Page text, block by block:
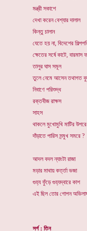
মন্ত্রী সকাশে
দেখা করেন বেশ্যার দালাল
কিন্তু চালান
যেতে হয় না, বিদেশের
ক্ষেতের সর্ষে কাটে, বারমাস
তালুর ঘাস সমূল
তুলে নেমে আসেন তথাগত
নিবাণে পরিশুদ্ধ
রক্তবীজ রাক্ষস
সাহস
থাকলে মুখোমুখি মাটির উপরে
দাঁড়াতে পারিস সন্মুখ সমরে ?
আদল বদল ন্যাংটা রাজা
মড়ার মাথায় কর্ত্তা ভজা
গুহ্য ফুঁড়ে গুহ্যদ্বারে কাশ
এই ছিল তোর গোপন
সর্গ : তিন